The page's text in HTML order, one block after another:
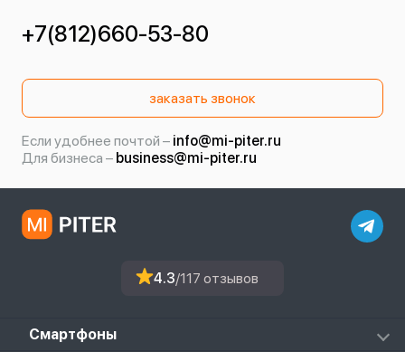
+7(812)660-53-80
заказать звонок
Если удобнее почтой – info@mi-piter.ru
Для бизнеса – business@mi-piter.ru
4.3/117 отзывов
Смартфоны